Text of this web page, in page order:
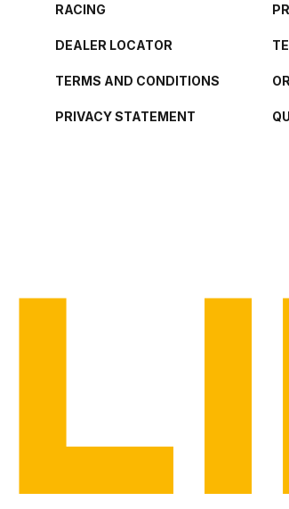
RACING
DEALER LOCATOR
TERMS AND CONDITIONS
PRIVACY STATEMENT